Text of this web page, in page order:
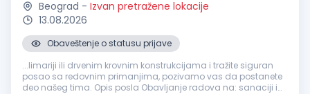
Beograd - Izvan pretražene lokacije
13.08.2026
Obaveštenje o statusu prijave
...limariji ili drvenim krovnim konstrukcijama i tražite siguran
posao sa redovnim primanjima, pozivamo vas da postanete
deo našeg tima. Opis posla Obavljanje radova na: sanaciji i